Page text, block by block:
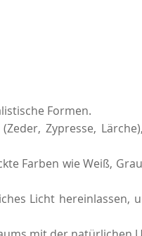
Formen.
Zypresse,
Farben wie Weiß,
Licht hereinlassen,